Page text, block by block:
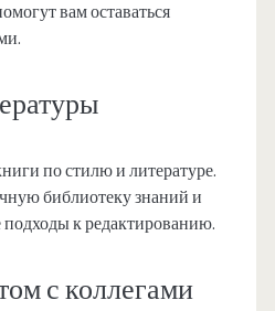
вам оставаться
по стилю и литературе.
библиотеку знаний и
к редактированию.
с коллегами